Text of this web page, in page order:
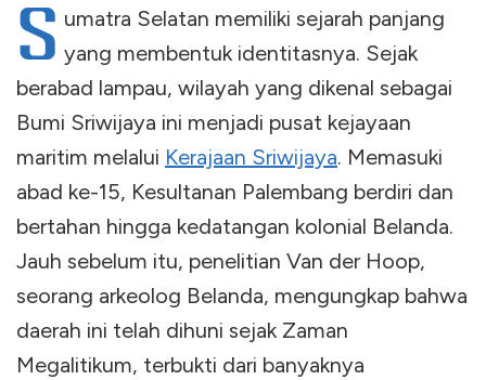
S umatra Selatan memiliki sejarah panjang
yang membentuk identitasnya. Sejak
berabad lampau, wilayah yang dikenal sebagai
Bumi Sriwijaya ini menjadi pusat kejayaan
maritim melalui Kerajaan Sriwijaya. Memasuki
abad ke-15, Kesultanan Palembang berdiri dan
bertahan hingga kedatangan kolonial Belanda.
Jauh sebelum itu, penelitian Van der Hoop,
seorang arkeolog Belanda, mengungkap bahwa
daerah ini telah dihuni sejak Zaman
Megalitikum, terbukti dari banyaknya